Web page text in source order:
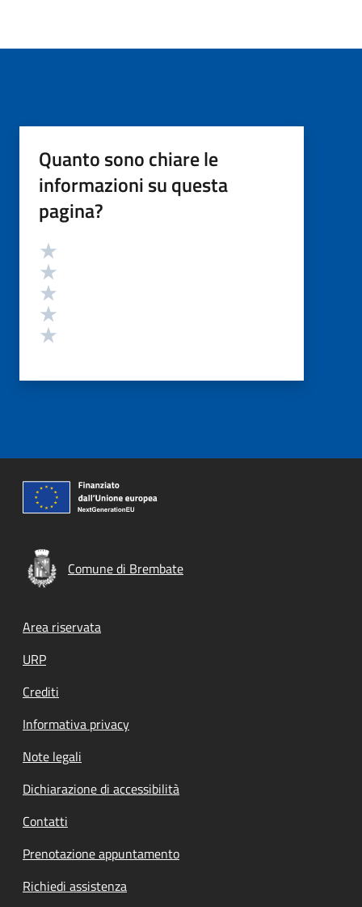
Quanto sono chiare le
informazioni su questa
pagina?
Valutazione
Comune di Brembate
Footer menu
Area riservata
URP
Crediti
Informativa privacy
Note legali
Dichiarazione di accessibilità
Contatti
Prenotazione appuntamento
Richiedi assistenza